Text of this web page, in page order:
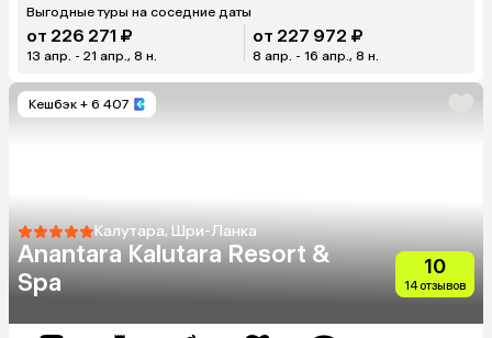
Выгодные туры на соседние даты
от 226 271 ₽
13 апр. - 21 апр., 8 н.
от 227 972 ₽
8 апр. - 16 апр., 8 н.
Кешбэк + 6 407
Калутара, Шри-Ланка
Anantara Kalutara Resort &
Spa
10
14 отзывов